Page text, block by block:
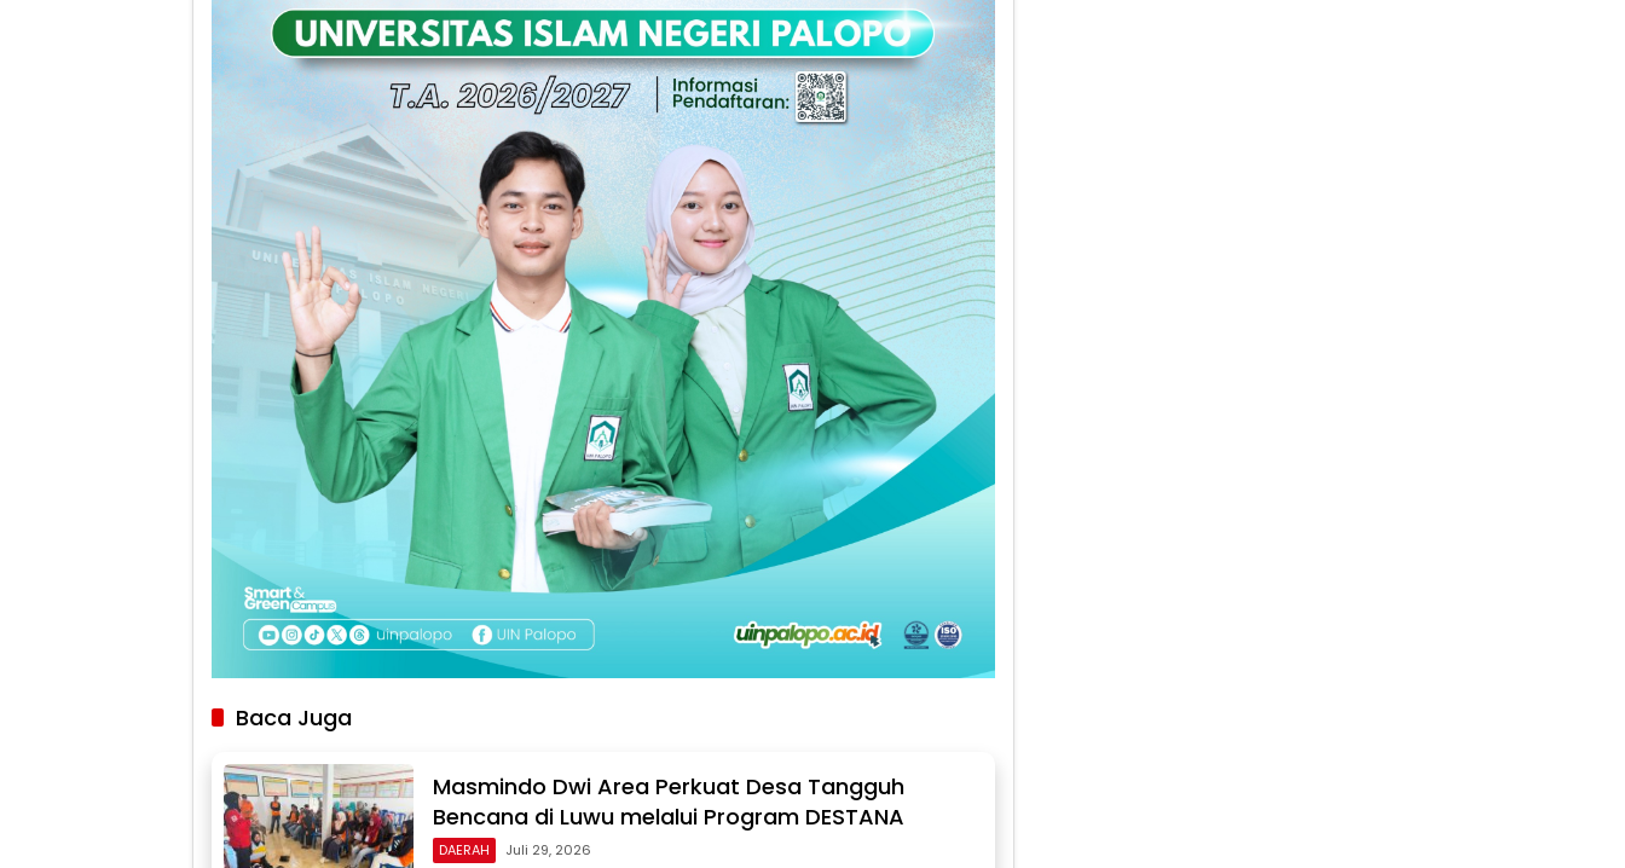
Baca Juga
Masmindo Dwi Area Perkuat Desa Tangguh
Bencana di Luwu melalui Program DESTANA
DAERAH Juli 29, 2026